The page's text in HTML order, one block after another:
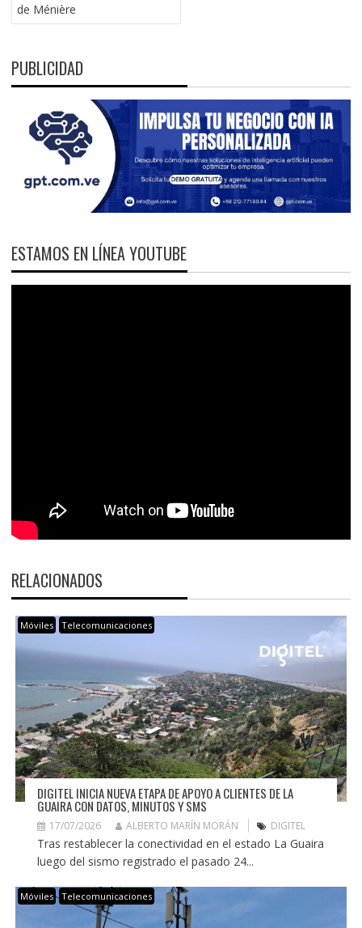
de Ménière
PUBLICIDAD
ESTAMOS EN LÍNEA YOUTUBE
RELACIONADOS
Móviles Telecomunicaciones
DIGITEL INICIA NUEVA ETAPA DE APOYO A CLIENTES DE LA
GUAIRA CON DATOS, MINUTOS Y SMS
17/07/2026 ALBERTO MARÍN MORÁN DIGITEL
Tras restablecer la conectividad en el estado La Guaira
luego del sismo registrado el pasado 24...
Móviles Telecomunicaciones